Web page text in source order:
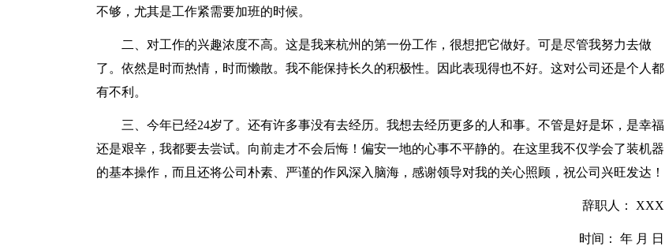
不够，尤其是工作紧需要加班的时候。
二、对工作的兴趣浓度不高。这是我来杭州的第一份工作，很想把它做好。可是尽管我努力去做
了。依然是时而热情，时而懒散。我不能保持长久的积极性。因此表现得也不好。这对公司还是个人都
有不利。
三、今年已经24岁了。还有许多事没有去经历。我想去经历更多的人和事。不管是好是坏，是幸福
还是艰辛，我都要去尝试。向前走才不会后悔！偏安一地的心事不平静的。在这里我不仅学会了装机器
的基本操作，而且还将公司朴素、严谨的作风深入脑海，感谢领导对我的关心照顾，祝公司兴旺发达！
辞职人： XXX
时间： 年 月 日